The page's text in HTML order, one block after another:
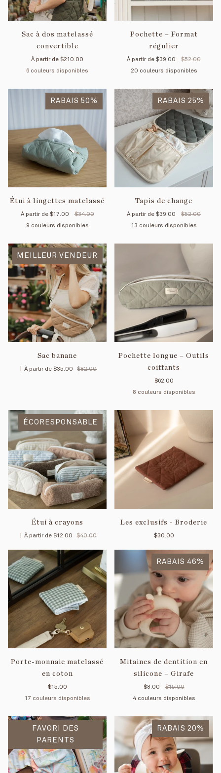
Sac à dos matelassé
convertible
À partir de $210.00
6 couleurs disponibles
Noir Tan MentheForêtVichy
Rouge
en
biologique
Vichy
Sauge
en
Pochette – Format
régulier
À partir de $39.00 $52.00
20 couleurs disponibles
Noir ForêtTan NuageMentheCrème
RABAIS 50%
Étui à lingettes matelassé
À partir de $17.00 $34.00
9 couleurs disponibles
MimosaPétaleRayé
rose
MentheCrèmeTan ForêtMokaPomme
RABAIS 25%
Tapis de change
À partir de $39.00 $52.00
13 couleurs disponibles
Mimosa/Crème
Pétale/Crème
CrèmePétale/Menthe
Mimosa/Menthe
MEILLEUR VENDEUR
Sac banane
À partir de $35.00 $82.00
Pochette longue – Outils
coiffants
$62.00
8 couleurs disponibles
MentheCrèmeNoir RayéRayéRayé
ÉCORESPONSABLE
Étui à crayons
À partir de $12.00 $40.00
Les exclusifs - Broderie
$30.00
Porte-monnaie matelassé
en coton
$15.00
17 couleurs disponibles
Tan NuageMarineForêtMentheCrème Noir MokaPommeRayé
jaune
Rayé
bleu
Rayé
sauge
Vichy
beige
RABAIS 46%
Mitaines de dentition en
silicone – Girafe
$8.00 $15.00
4 couleurs disponibles
Bleu
majestueux
Blanc
crème
Vert
tendre
Mauve
FAVORI DES
PARENTS
RABAIS 20%